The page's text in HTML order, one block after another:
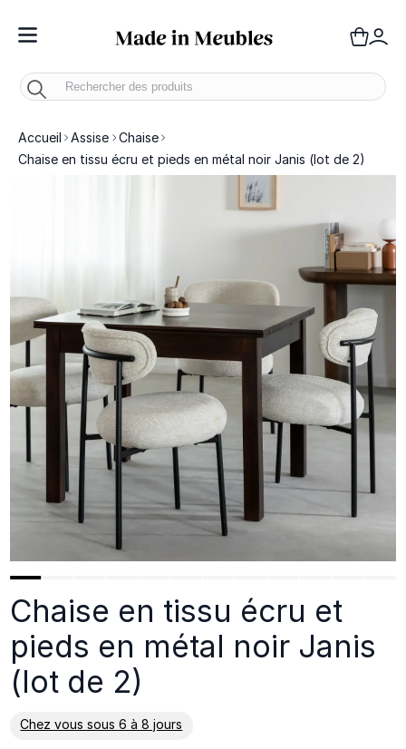
Toggle Nav
Accueil Assise
Chaise
Chaise en tissu écru et pieds en métal noir Janis (lot de 2)
Chaise en tissu écru et
pieds en métal noir Janis
(lot de 2)
Chez vous sous 6 à 8 jours
En savoir plus sur la livraison